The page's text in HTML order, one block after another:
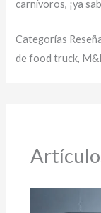
carnívoros, ¡ya
Categorías
de food truck,